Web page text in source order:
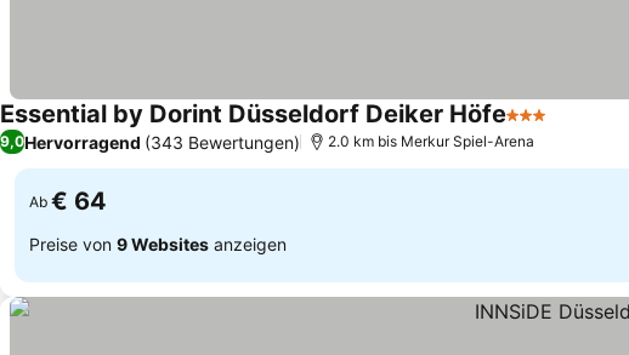
Essential by Dorint Düsseldorf Deiker Höfe3 Sterne
9,0Hervorragend (343 Bewertungen) 2.0 km bis Merkur Spiel-Arena
Ab € 64
Preise von 9 Websites anzeigen